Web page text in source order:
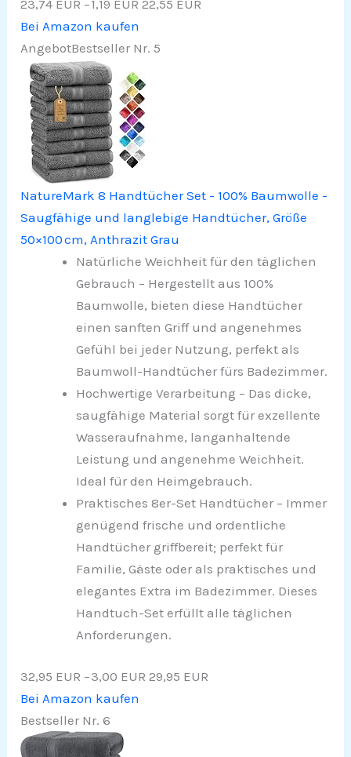
23,74 EUR −1,19 EUR 22,55 EUR
Bei Amazon kaufen
AngebotBestseller Nr. 5
NatureMark 8 Handtücher Set - 100% Baumwolle -
Saugfähige und langlebige Handtücher, Größe
50×100 cm, Anthrazit Grau
Natürliche Weichheit für den täglichen
Gebrauch – Hergestellt aus 100%
Baumwolle, bieten diese Handtücher
einen sanften Griff und angenehmes
Gefühl bei jeder Nutzung, perfekt als
Baumwoll-Handtücher fürs Badezimmer.
Hochwertige Verarbeitung – Das dicke,
saugfähige Material sorgt für exzellente
Wasseraufnahme, langanhaltende
Leistung und angenehme Weichheit.
Ideal für den Heimgebrauch.
Praktisches 8er-Set Handtücher – Immer
genügend frische und ordentliche
Handtücher griffbereit; perfekt für
Familie, Gäste oder als praktisches und
elegantes Extra im Badezimmer. Dieses
Handtuch-Set erfüllt alle täglichen
Anforderungen.
32,95 EUR −3,00 EUR 29,95 EUR
Bei Amazon kaufen
Bestseller Nr. 6